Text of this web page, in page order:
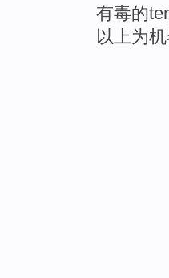
有毒的
以上为